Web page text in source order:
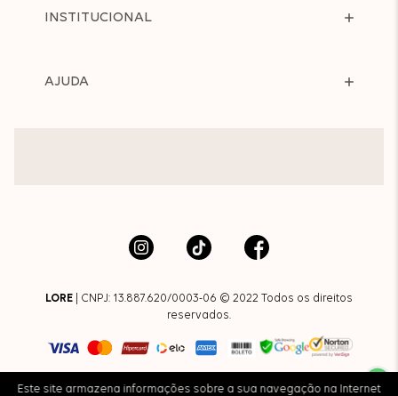
Este site armazena informações sobre a sua navegação na Internet
INSTITUCIONAL
AJUDA
LORE | CNPJ: 13.887.620/0003-06 © 2022 Todos os direitos
reservados.